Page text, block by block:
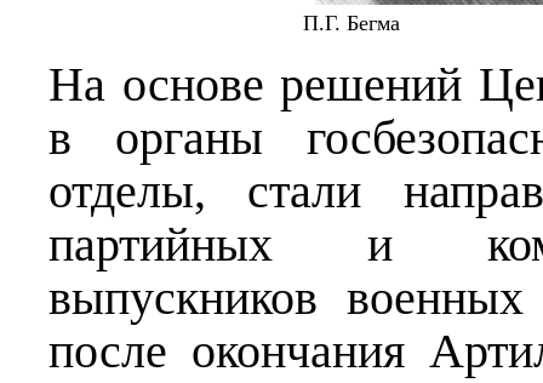
П.Г. Бегма
На основе решений
в органы
отделы, стали
партийных и
выпускников
после окончания